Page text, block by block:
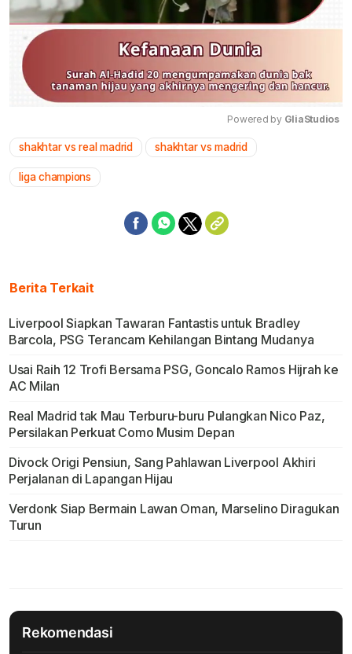
Powered by GliaStudios
shakhtar vs real madrid shakhtar vs madrid
liga champions
Berita Terkait
Liverpool Siapkan Tawaran Fantastis untuk Bradley
Barcola, PSG Terancam Kehilangan Bintang Mudanya
Usai Raih 12 Trofi Bersama PSG, Goncalo Ramos Hijrah ke
AC Milan
Real Madrid tak Mau Terburu-buru Pulangkan Nico Paz,
Persilakan Perkuat Como Musim Depan
Divock Origi Pensiun, Sang Pahlawan Liverpool Akhiri
Perjalanan di Lapangan Hijau
Verdonk Siap Bermain Lawan Oman, Marselino Diragukan
Turun
Rekomendasi